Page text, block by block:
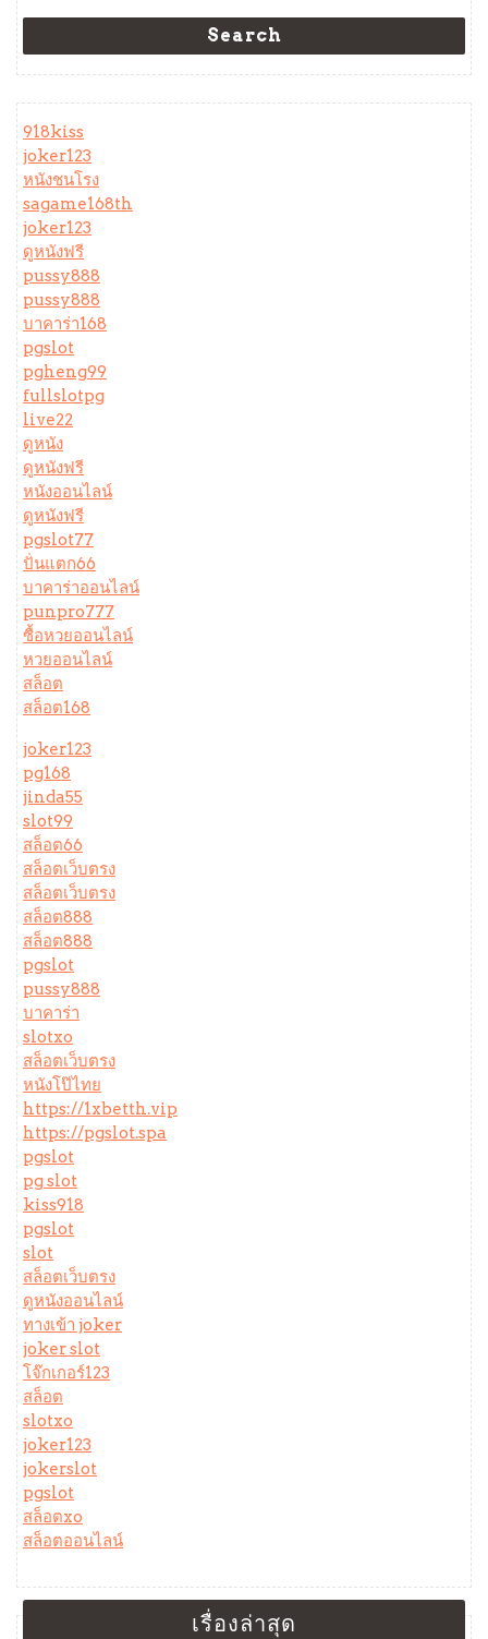
Search
918kiss
joker123
หนังชนโรง
sagame168th
joker123
ดูหนังฟรี
pussy888
pussy888
บาคาร่า168
pgslot
pgheng99
fullslotpg
live22
ดูหนัง
ดูหนังฟรี
หนังออนไลน์
ดูหนังฟรี
pgslot77
ปั่นแตก66
บาคาร่าออนไลน์
punpro777
ซื้อหวยออนไลน์
หวยออนไลน์
สล็อต
สล็อต168
joker123
pg168
jinda55
slot99
สล็อต66
สล็อตเว็บตรง
สล็อตเว็บตรง
สล็อต888
สล็อต888
pgslot
pussy888
บาคาร่า
slotxo
สล็อตเว็บตรง
หนังโป๊ไทย
https://1xbetth.vip
https://pgslot.spa
pgslot
pg slot
kiss918
pgslot
slot
สล็อตเว็บตรง
ดูหนังออนไลน์
ทางเข้า joker
joker slot
โจ๊กเกอร์123
สล็อต
slotxo
joker123
jokerslot
pgslot
สล็อตxo
สล็อตออนไลน์
เรื่องล่าสุด